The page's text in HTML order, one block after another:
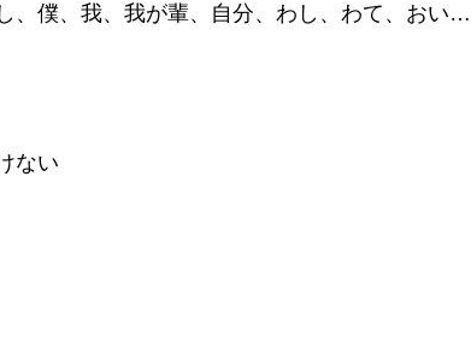
、僕、我、我が輩、自分、わし、わて、おい
ない